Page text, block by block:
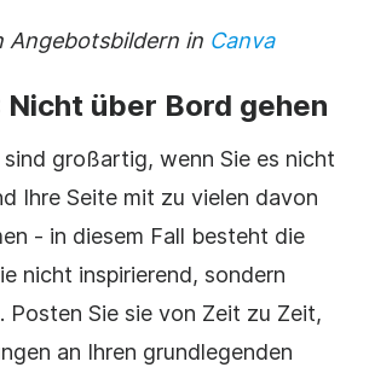
Angebotsbildern in Canva
Nicht über Bord gehen
großartig, wenn Sie es nicht
Ihre Seite mit zu vielen davon
- in diesem Fall besteht die
nicht inspirierend, sondern
Posten Sie sie von Zeit zu Zeit,
an Ihren grundlegenden